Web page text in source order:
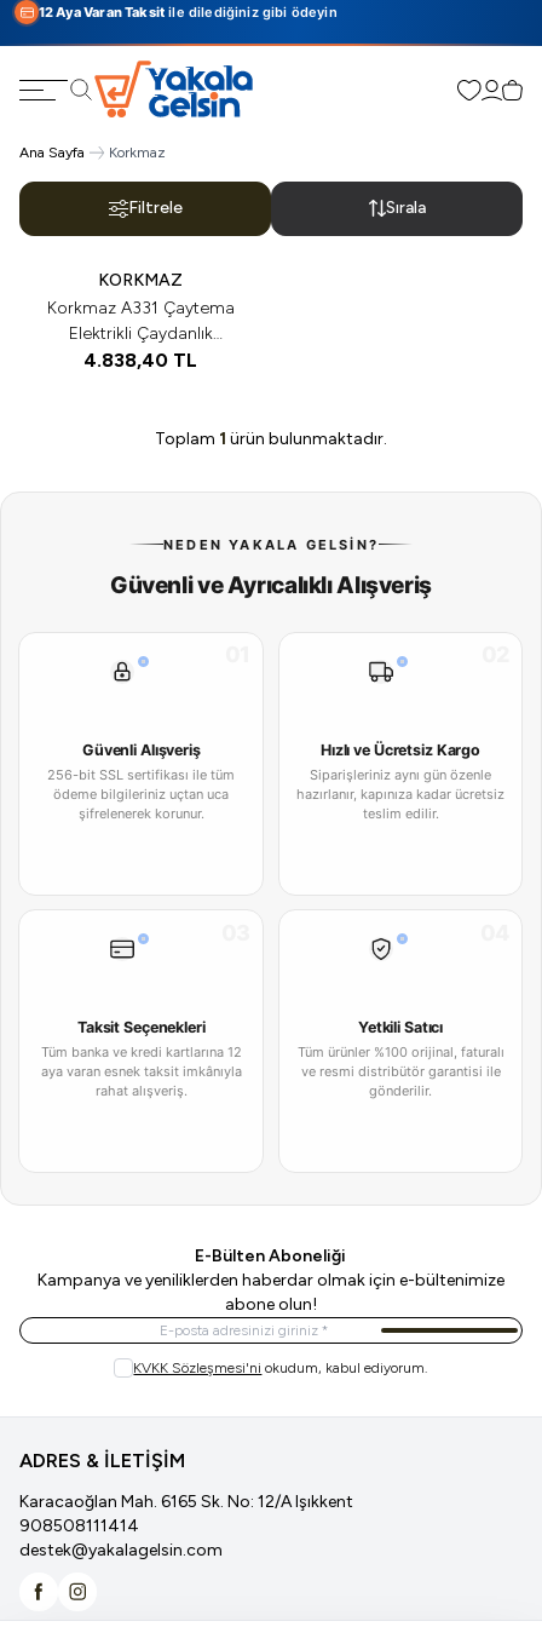
12 Aya Varan Taksit ile dilediğiniz gibi ödeyin
Favorilerim
Ana Sayfa Korkmaz
Filtrele Sırala
KORKMAZ
Korkmaz A331 Çaytema
Elektrikli Çaydanlık
Inox/Krom
4.838,40 TL
Toplam 1 ürün bulunmaktadır.
NEDEN YAKALA GELSIN?
Güvenli ve Ayrıcalıklı Alışveriş
Güvenli Alışveriş
256-bit SSL sertifikası ile tüm
ödeme bilgileriniz uçtan uca
şifrelenerek korunur.
Hızlı ve Ücretsiz Kargo
Siparişleriniz aynı gün özenle
hazırlanır, kapınıza kadar ücretsiz
teslim edilir.
Taksit Seçenekleri
Tüm banka ve kredi kartlarına 12
aya varan esnek taksit imkânıyla
rahat alışveriş.
Yetkili Satıcı
Tüm ürünler %100 orijinal, faturalı
ve resmi distribütör garantisi ile
gönderilir.
E-Bülten Aboneliği
Kampanya ve yeniliklerden haberdar olmak için e-bültenimize
abone olun!
Kayıt Ol
KVKK Sözleşmesi'ni okudum, kabul ediyorum.
ADRES & İLETİŞİM
Karacaoğlan Mah. 6165 Sk. No: 12/A Işıkkent
908508111414
destek@yakalagelsin.com
Facebookİnstagram